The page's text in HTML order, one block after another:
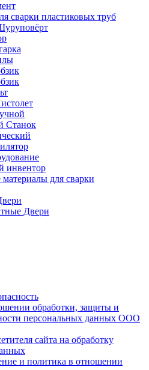
сварки пластиковых труб
Станок
инвентор
для сварки
Двери
обработки, защиты и
персональных данных ООО
сайта на обработку
и политика в отношении